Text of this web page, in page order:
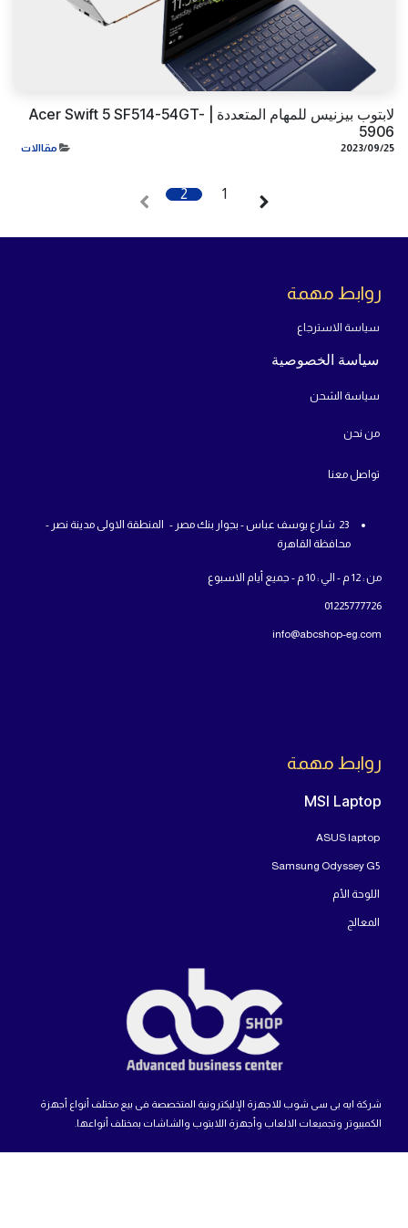
لابتوب بيزنيس للمهام المتعددة | Acer Swift 5 SF514-54GT-
5906
25‏/09‏/2023 مقاالات
1
2
روابط مهمة
سياسة الاسترجاع
سياسة الخصوصية
سياسة الشحن
من نحن
تواصل معنا
23 شارع يوسف عباس - بجوار بنك مصر - المنطقة الاولى مدينة نصر -
محافظة القاهرة
من : 12 م - الي : 10 م - جميع أيام الاسبوع
01225777726
info@abcshop-eg.com
روابط مهمة
MSI Laptop
ASUS laptop
Samsung Odyssey G5
اللوحة الأم
المعالج
شركة ايه بى سى شوب للاجهزة الإليكترونية المتخصصة فى بيع مختلف أنواع أجهزة
الكمبيوتر وتجميعات الالعاب وأجهزة اللابتوب والشاشات بمختلف أنواعها.